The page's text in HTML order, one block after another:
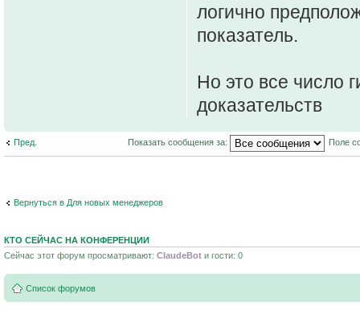
логично
показатель.
Но это все число
доказательств
Пред. Показать сообщения за: Поле
Вернуться в Для новых менеджеров
КТО СЕЙЧАС НА КОНФЕРЕНЦИИ
Сейчас этот форум просматривают: ClaudeBot и гости: 0
Список форумов